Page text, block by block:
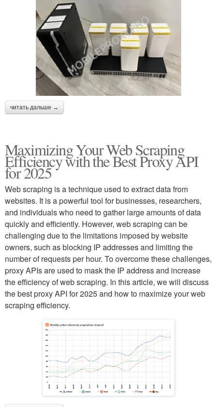
читать дальше →
Maximizing Your Web Scraping
Efficiency with the Best Proxy API
for 2025
Web scraping is a technique used to extract data from
websites. It is a powerful tool for businesses, researchers,
and individuals who need to gather large amounts of data
quickly and efficiently. However, web scraping can be
challenging due to the limitations imposed by website
owners, such as blocking IP addresses and limiting the
number of requests per hour. To overcome these challenges,
proxy APIs are used to mask the IP address and increase
the efficiency of web scraping. In this article, we will discuss
the best proxy API for 2025 and how to maximize your web
scraping efficiency.